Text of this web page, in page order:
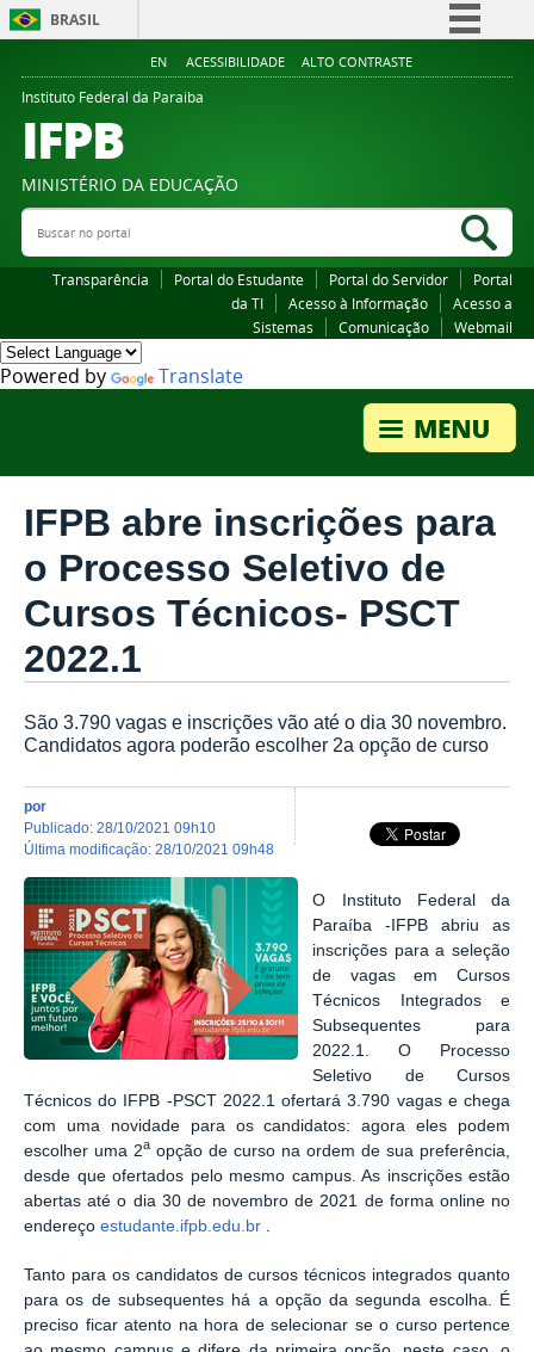
BRASIL
Simplifique!
Legislação
EN ACESSIBILIDADE ALTO CONTRASTE
Instituto Federal da Paraiba
IFPB
MINISTÉRIO DA EDUCAÇÃO
Buscar no portal
Transparência Portal do Estudante Portal do Servidor
Portal
da TI
Acesso à Informação
Acesso a
Sistemas
Comunicação Webmail
Powered by Translate
IFPB abre inscrições para
o Processo Seletivo de
Cursos Técnicos- PSCT
2022.1
São 3.790 vagas e inscrições vão até o dia 30 novembro.
Candidatos agora poderão escolher 2a opção de curso
por
publicado: 28/10/2021 09h10
última modificação: 28/10/2021 09h48
O Instituto Federal da
Paraíba -IFPB abriu as
inscrições para a seleção
de vagas em Cursos
Técnicos Integrados e
Subsequentes para
2022.1. O Processo
Seletivo de Cursos
Técnicos do IFPB -PSCT 2022.1 ofertará 3.790 vagas e chega
com uma novidade para os candidatos: agora eles podem
escolher uma 2a opção de curso na ordem de sua preferência,
desde que ofertados pelo mesmo campus. As inscrições estão
abertas até o dia 30 de novembro de 2021 de forma online no
endereço estudante.ifpb.edu.br
Tanto para os candidatos de cursos técnicos integrados quanto
para os de subsequentes há a opção da segunda escolha. É
preciso ficar atento na hora de selecionar se o curso pertence